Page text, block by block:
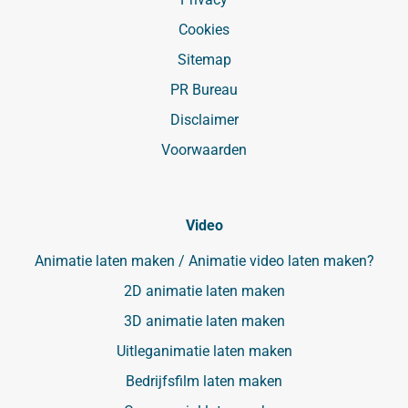
Cookies
Sitemap
PR Bureau
Disclaimer
Voorwaarden
Video
Animatie laten maken / Animatie video laten maken?
2D animatie laten maken
3D animatie laten maken
Uitleganimatie laten maken
Bedrijfsfilm laten maken